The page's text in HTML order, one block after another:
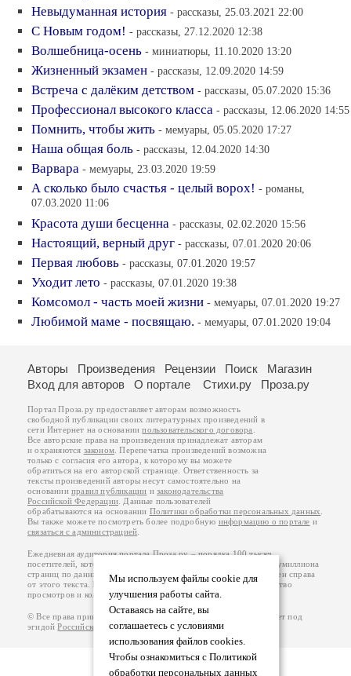
Невыдуманная история - рассказы, 25.03.2021 22:00
С Новым годом! - рассказы, 27.12.2020 12:38
Волшебница-осень - миниатюры, 11.10.2020 13:20
Жизненный экзамен - рассказы, 12.09.2020 14:59
Встреча с далёким детством - рассказы, 05.07.2020 15:36
Профессионал высокого класса - рассказы, 12.06.2020 14:55
Помнить, чтобы жить - мемуары, 05.05.2020 17:27
Наша общая боль - рассказы, 12.04.2020 14:30
Варвара - мемуары, 23.03.2020 19:59
А сколько было счастья - целый ворох! - романы,
07.03.2020 11:06
Красота души бесценна - рассказы, 02.02.2020 15:56
Настоящий, верный друг - рассказы, 07.01.2020 20:06
Первая любовь - рассказы, 07.01.2020 19:57
Уходит лето - рассказы, 07.01.2020 19:38
Комсомол - часть моей жизни - мемуары, 07.01.2020 19:27
Любимой маме - посвящаю. - мемуары, 07.01.2020 19:04
Мы используем файлы cookie для
улучшения работы сайта.
Оставаясь на сайте, вы
соглашаетесь с условиями
использования файлов cookies.
Чтобы ознакомиться с Политикой
обработки персональных данных
Авторы Произведения Рецензии Поиск
Магазин
Вход для авторов
О портале Стихи.ру Проза.ру
Портал Проза.ру предоставляет авторам возможность
свободной публикации своих литературных произведений в
сети Интернет на основаниипользовательского договора
Все авторские права на произведения принадлежат авторам
и охраняются законом . Перепечатка произведений возможна
только с согласия его автора, к которому вы можете
обратиться на его авторской странице. Ответственность за
тексты произведений авторы несут самостоятельно на
основанииправил публикации изаконодательства
Российской Федерации . Данные пользователей
обрабатываются на основании Политики обработки персональных данных
Вы также можете посмотреть более подробную информацию о портале и
связаться с администрацией
Ежедневная аудитория портала Проза.ру – порядка 100 тысяч
посетителей, которые в общей сумме просматривают более полумиллиона
страниц по данным счетчика посещаемости, который расположен справа
от этого текста. В каждой графе указано по две цифры: количество
просмотров и количество посетителей.
© Все права принадлежат авторам, 2000-2026. Портал работает под
эгидойРоссийского союза писателей.18+